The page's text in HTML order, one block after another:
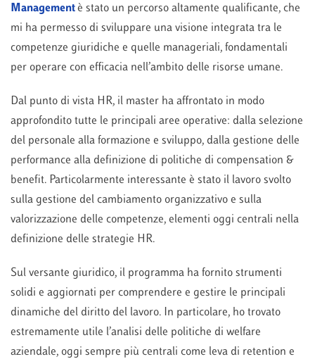
Managementè stato un percorso altamente qualificante, che
mi ha permesso di sviluppare una visione integrata tra le
competenze giuridiche e quelle manageriali, fondamentali
per operare con efficacia nell’ambito delle risorse umane.
Dal punto di vista HR, il master ha affrontato in modo
approfondito tutte le principali aree operative: dalla selezione
del personale alla formazione e sviluppo, dalla gestione delle
performance alla definizione di politiche di compensation &
benefit. Particolarmente interessante è stato il lavoro svolto
sulla gestione del cambiamento organizzativo e sulla
valorizzazione delle competenze, elementi oggi centrali nella
definizione delle strategie HR.
Sul versante giuridico, il programma ha fornito strumenti
solidi e aggiornati per comprendere e gestire le principali
dinamiche del diritto del lavoro. In particolare, ho trovato
estremamente utile l’analisi delle politiche di welfare
aziendale, oggi sempre più centrali come leva di retention e